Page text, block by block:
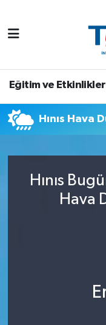
Eğitim ve Etkinlikler
Hınıs Hava
Hınıs
Hava
Nöbetçi
Tüm Manşetler
Son Dakika